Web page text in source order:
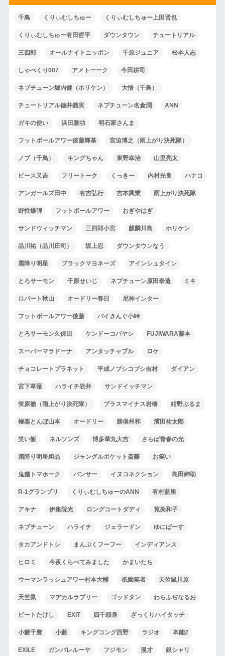
千鳥 くりぃむしちゅー くりぃむしちゅー上田晋也
くりぃむしちゅー有田哲平 ダウンタウン チュートリアル
三四郎 オールナイトニッポン 千原ジュニア 松本人志
しゃべくり007 アメトーーク 今田耕司
ネプチューン堀内健（ホリケン） 大悟（千鳥）
チュートリアル徳井義実 ネプチューン名倉潤 ANN
ガキの使い 浜田雅功 明石家さんま
フットボールアワー後藤輝基 宮迫博之（雨上がり決死隊）
ノブ（千鳥） キングちゃん 東野幸治 山里亮太
ピース又吉 フリートーク くっきー 内村光良 ハナコ
アンガールズ田中 有吉弘行 吉本興業 雨上がり決死隊
野性爆弾 フットボールアワー おぎやはぎ
サンドウィッチマン 三四郎小宮 麒麟川島 ホリケン
品川祐（品川庄司） 坂上忍 ダウンタウンなう
霜降り明星 ブラックマヨネーズ アインシュタイン
とろサーモン 千原せいじ ネプチューン原田泰造 ミキ
ロバート秋山 オードリー春日 尼神インター
フットボールアワー後藤 バイきんぐ小峠
とろサーモン久保田 ケンドーコバヤシ FUJIWARA藤本
スーパーマラドーナ アンタッチャブル ロケ
チョコレートプラネット 平成ノブシコブシ吉村 ダイアン
宮下草薙 ハライチ岩井 サンドイッチマン
蛍原徹（雨上がり決死隊） プラスマイナス岩橋 紺野ぶるま
極楽とんぼ山本 オードリー 勝俣州和 濱田祐太郎
笑い飯 ネルソンズ 博多華丸大吉 さらば青春の光
霜降り明星粗品 ジャングルポケット斎藤 お笑い
鬼越トマホーク パンサー イヌコネクション 島田紳助
R-1グランプリ くりぃむしちゅーのANN 有村藍里
アキナ 伊集院光 ロングコートダディ 筧美和子
ネプチューン ハライチ ジェラードン ゆにばーす
タカアンドトシ まんぷくフーフー インディアンス
ヒロミ 今夜くらべてみました かまいたち
ウーマンラッシュアワー村本大輔 祇園笑者 天竺鼠川原
天竺鼠 マヂカルラブリー ゴッドタン わらふぢなるお
ビートたけし EXIT 四千頭身 ざっくりハイタッチ
小籔千豊 小藪 キングコング西野 ラジオ 本能Z
EXILE ガンバレルーヤ フジモン 漫才 銀シャリ